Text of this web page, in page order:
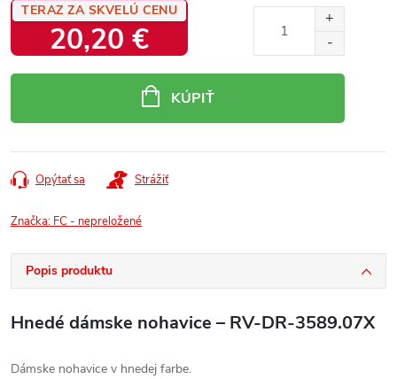
TERAZ ZA SKVELÚ CENU
20,20 €
KÚPIŤ
Opýtať sa Strážiť
Značka: FC - nepreložené
Popis produktu
Hnedé dámske nohavice – RV-DR-3589.07X
Dámske nohavice v hnedej farbe.